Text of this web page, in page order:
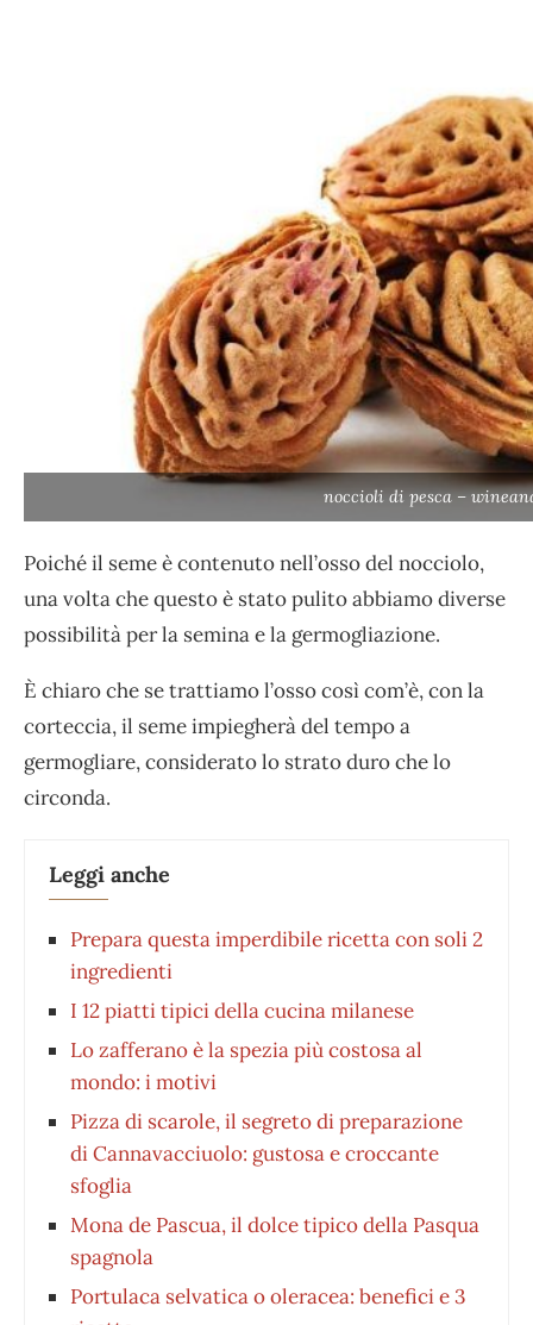
noccioli di pesca –
Poiché il seme è contenuto nell’osso del nocciolo,
una volta che questo è stato pulito abbiamo diverse
possibilità per la semina e la germogliazione.
È chiaro che se trattiamo l’osso così com’è, con la
corteccia, il seme impiegherà del tempo a
germogliare, considerato lo strato duro che lo
circonda.
Leggi anche
Prepara questa imperdibile ricetta con soli 2
ingredienti
I 12 piatti tipici della cucina milanese
Lo zafferano è la spezia più costosa al
mondo: i motivi
Pizza di scarole, il segreto di preparazione
di Cannavacciuolo: gustosa e croccante
sfoglia
Mona de Pascua, il dolce tipico della Pasqua
spagnola
Portulaca selvatica o oleracea: benefici e 3